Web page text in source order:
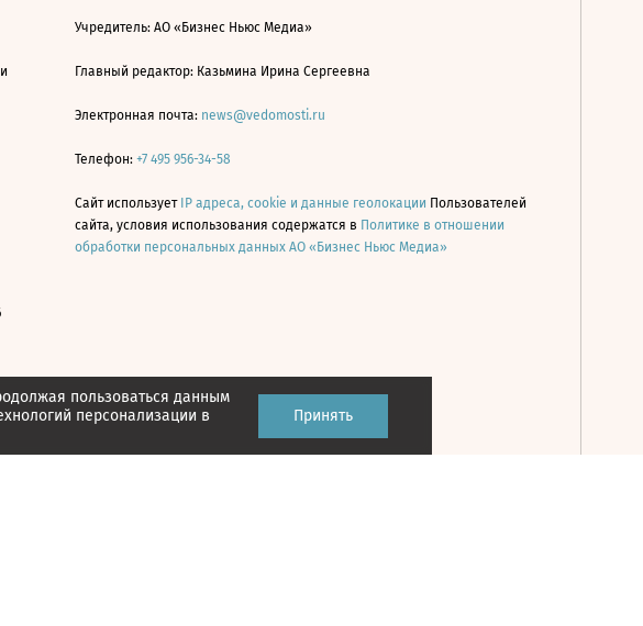
пользоваться данным
персонализации в
Принять
Учредитель: АО «Бизнес Ньюс Медиа»
Главный редактор: Казьмина Ирина Сергеевна
Электронная почта: news@vedomosti.ru
Телефон: +7 495 956-34-58
Сайт использует IP адреса, cookie и данные геолокации Пользователей
сайта, условия использования содержатся в Политике в отношении
обработки персональных данных АО «Бизнес Ньюс Медиа»